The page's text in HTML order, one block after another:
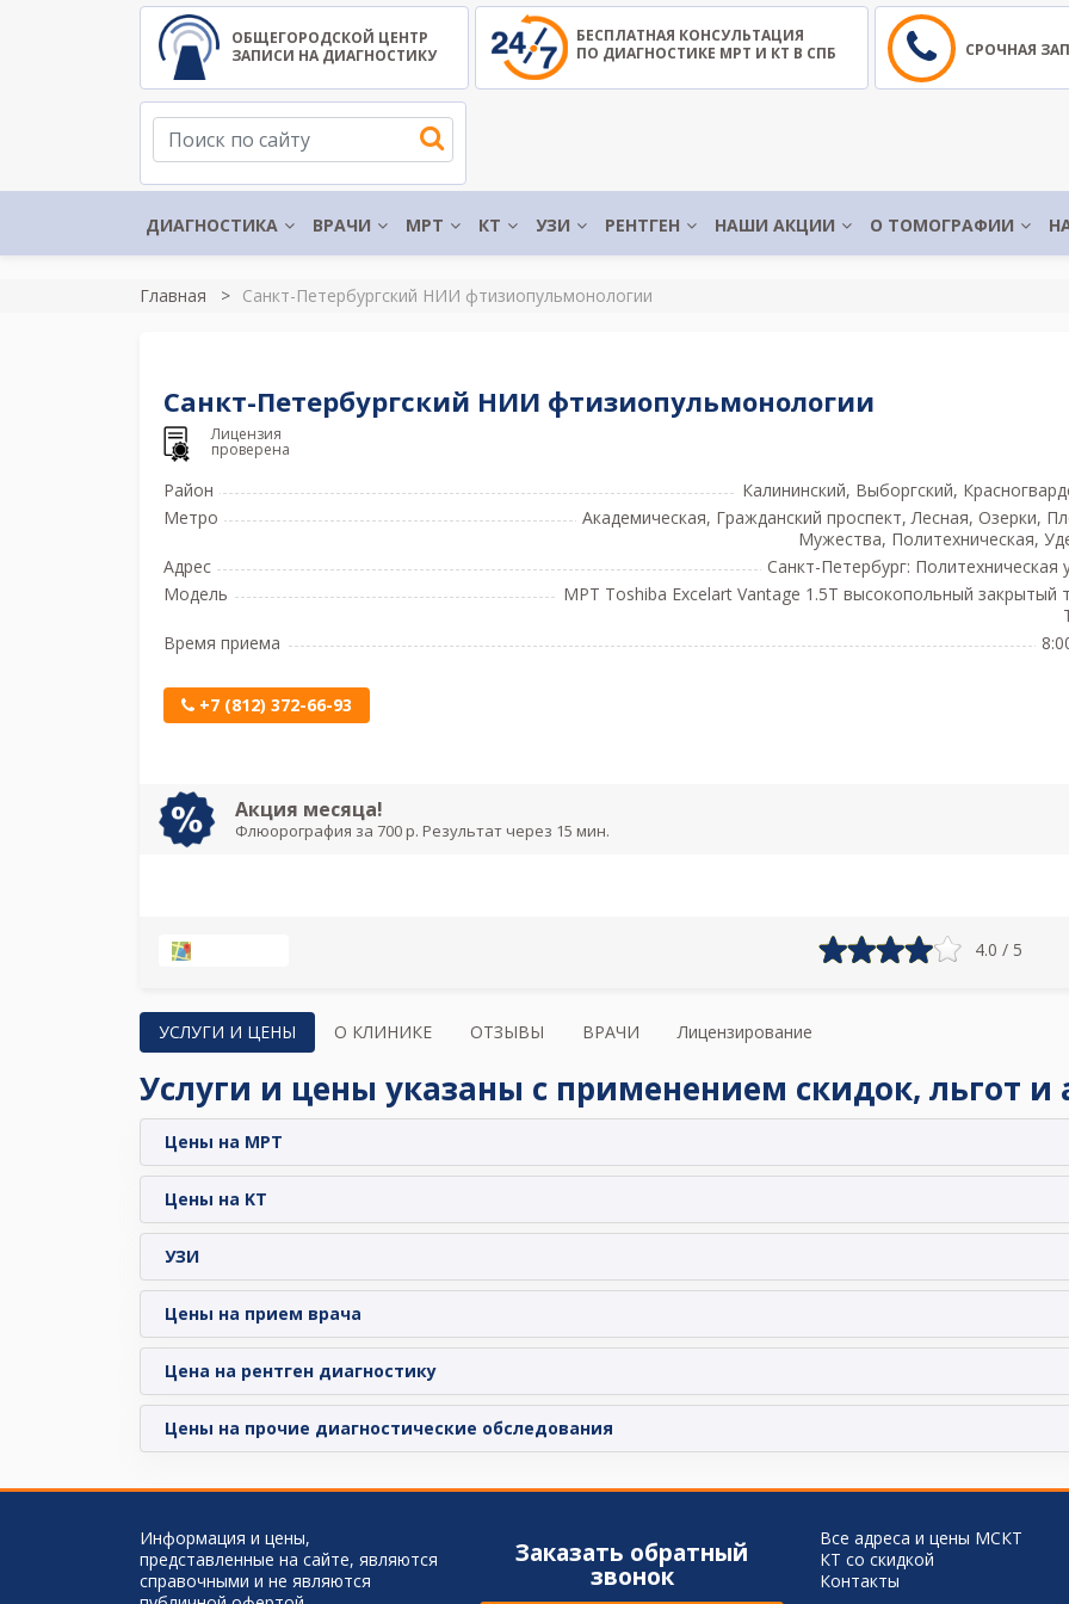
ОБЩЕГОРОДСКОЙ ЦЕНТР
ЗАПИСИ НА ДИАГНОСТИКУ
БЕСПЛАТНАЯ КОНСУЛЬТАЦИЯ
ПО ДИАГНОСТИКЕ МРТ И КТ В СПБ
СРОЧНАЯ
ДИАГНОСТИКА ВРАЧИ МРТ КТ УЗИ РЕНТГЕН НАШИ АКЦИИ О ТОМОГРАФИИ
Главная Санкт-Петербургский НИИ фтизиопульмонологии
Санкт-Петербургский НИИ фтизиопульмонологии
Лицензия
проверена
Район
Калининский, Выборгский,
Метро
Академическая, Гражданский проспект, Лесная, Озерки,
Мужества, Политехническая,
Адрес
Санкт-Петербург: Политехническая
Модель
МРТ Toshiba Excelart Vantage 1.5T высокопольный закрытый
Время приема
+7 (812) 372-66-93
Акция месяца!
Флюорография за 700 р. Результат через 15 мин.
4.0 / 5
УСЛУГИ И ЦЕНЫ О КЛИНИКЕ ОТЗЫВЫ ВРАЧИ Лицензирование
Услуги и цены указаны с применением скидок, льгот и
Цены на МРТ
Цены на KT
УЗИ
Цены на прием врача
Цена на рентген диагностику
Цены на прочие диагностические обследования
Информация и цены,
представленные на сайте, являются
справочными и не являются
Заказать обратный
звонок
Все адреса и цены МСКТ
КТ со скидкой
Контакты